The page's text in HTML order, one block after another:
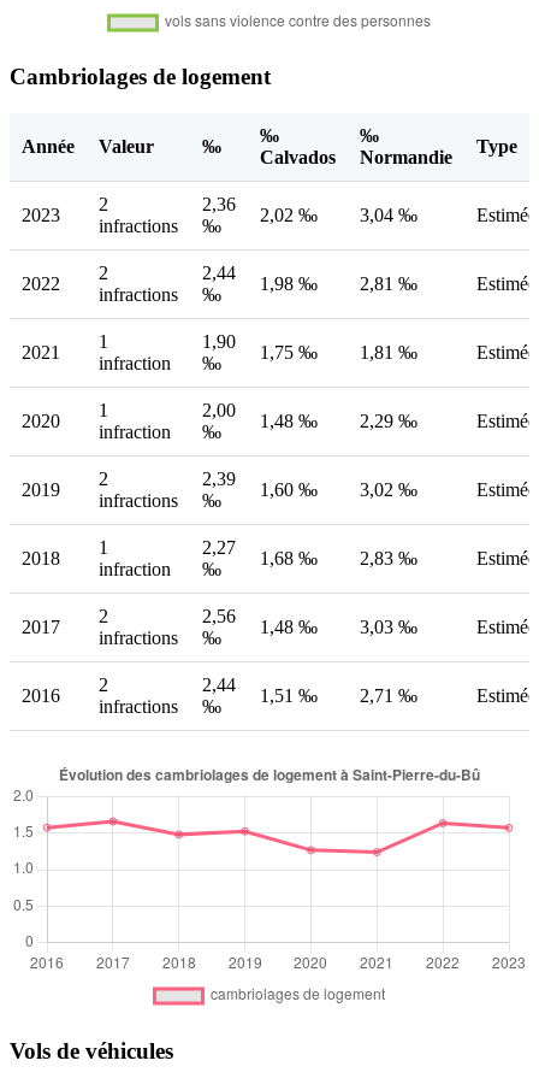
Cambriolages de logement
Année Valeur ‰
‰
Calvados
‰
Normandie
Type
2023
2
infractions
2,36
‰
2,02 ‰ 3,04 ‰ Estimée
2022
2
infractions
2,44
‰
1,98 ‰ 2,81 ‰ Estimée
2021
1
infraction
1,90
‰
1,75 ‰ 1,81 ‰ Estimée
2020
1
infraction
2,00
‰
1,48 ‰ 2,29 ‰ Estimée
2019
2
infractions
2,39
‰
1,60 ‰ 3,02 ‰ Estimée
2018
1
infraction
2,27
‰
1,68 ‰ 2,83 ‰ Estimée
2017
2
infractions
2,56
‰
1,48 ‰ 3,03 ‰ Estimée
2016
2
infractions
2,44
‰
1,51 ‰ 2,71 ‰ Estimée
Vols de véhicules